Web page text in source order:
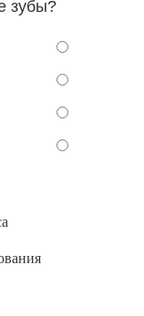
зубы?